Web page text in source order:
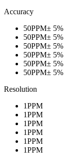
Accuracy
50PPM± 5%
50PPM± 5%
50PPM± 5%
50PPM± 5%
50PPM± 5%
50PPM± 5%
Resolution
1PPM
1PPM
1PPM
1PPM
1PPM
1PPM